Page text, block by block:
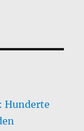
Hunderte